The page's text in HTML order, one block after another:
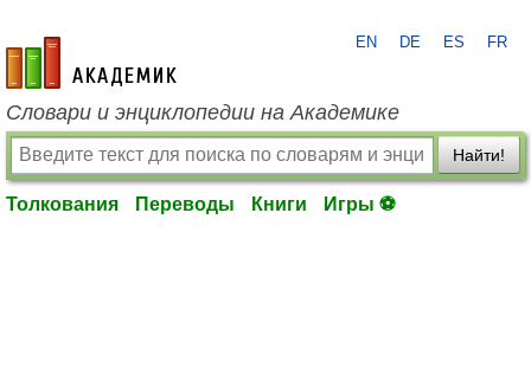
academic.ru
EN DE ES FR
Словари и энциклопедии на Академике
Найти!
Толкования Переводы Книги Игры ⚽